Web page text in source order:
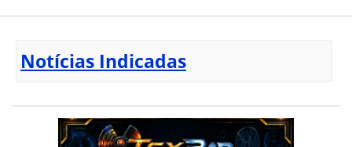
Notícias Indicadas